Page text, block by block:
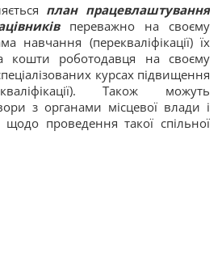
план працевлаштування
переважно на своєму
навчання (перекваліфікації) їх
кошти роботодавця на своєму
курсах підвищення
Також можуть
з органами місцевої влади і
щодо проведення такої спільної